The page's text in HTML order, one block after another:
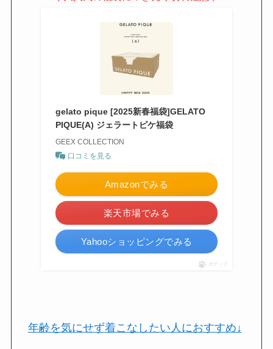
gelato pique [2025新春福袋]GELATO
PIQUE(A) ジェラートピケ福袋
GEEX COLLECTION
口コミを見る
Amazonでみる
楽天市場でみる
Yahooショッピングでみる
ポチップ
年齢を気にせず着こなしたい人におすすめ↓